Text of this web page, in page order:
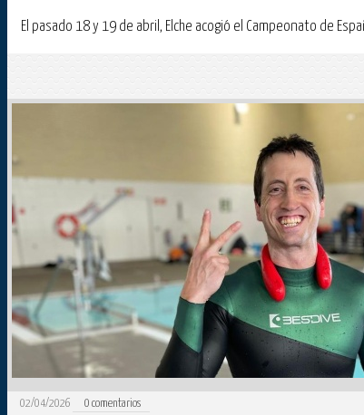
El pasado 18 y 19 de abril, Elche acogió el Campeonato de
02/04/2026 0 comentarios